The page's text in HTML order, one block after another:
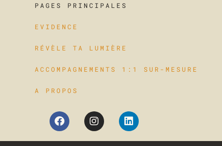
PAGES PRINCIPALES
EVIDENCE
RÉVÈLE TA LUMIÈRE
ACCOMPAGNEMENTS 1:1 SUR-MESURE
A PROPOS